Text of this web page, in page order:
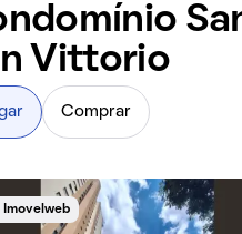
Vittorio
Imovelweb
Comprar